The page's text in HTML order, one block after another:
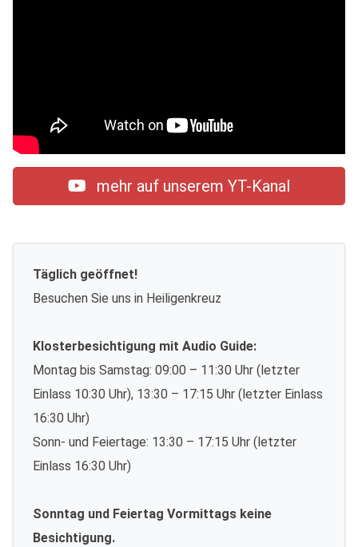
mehr auf unserem YT-Kanal
Täglich geöffnet!
Besuchen Sie uns in Heiligenkreuz
Klosterbesichtigung mit Audio Guide:
Montag bis Samstag: 09:00 – 11:30 Uhr (letzter
Einlass 10:30 Uhr), 13:30 – 17:15 Uhr (letzter Einlass
16:30 Uhr)
Sonn- und Feiertage: 13:30 – 17:15 Uhr (letzter
Einlass 16:30 Uhr)
Sonntag und Feiertag Vormittags keine
Besichtigung.